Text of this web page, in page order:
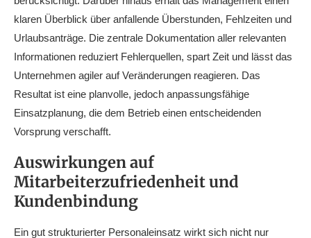
klaren Überblick über anfallende Überstunden, Fehlzeiten und
Urlaubsanträge. Die zentrale Dokumentation aller relevanten
Informationen reduziert Fehlerquellen, spart Zeit und lässt das
Unternehmen agiler auf Veränderungen reagieren. Das
Resultat ist eine planvolle, jedoch anpassungsfähige
Einsatzplanung, die dem Betrieb einen entscheidenden
Vorsprung verschafft.
Auswirkungen auf
Mitarbeiterzufriedenheit und
Kundenbindung
Ein gut strukturierter Personaleinsatz wirkt sich nicht nur